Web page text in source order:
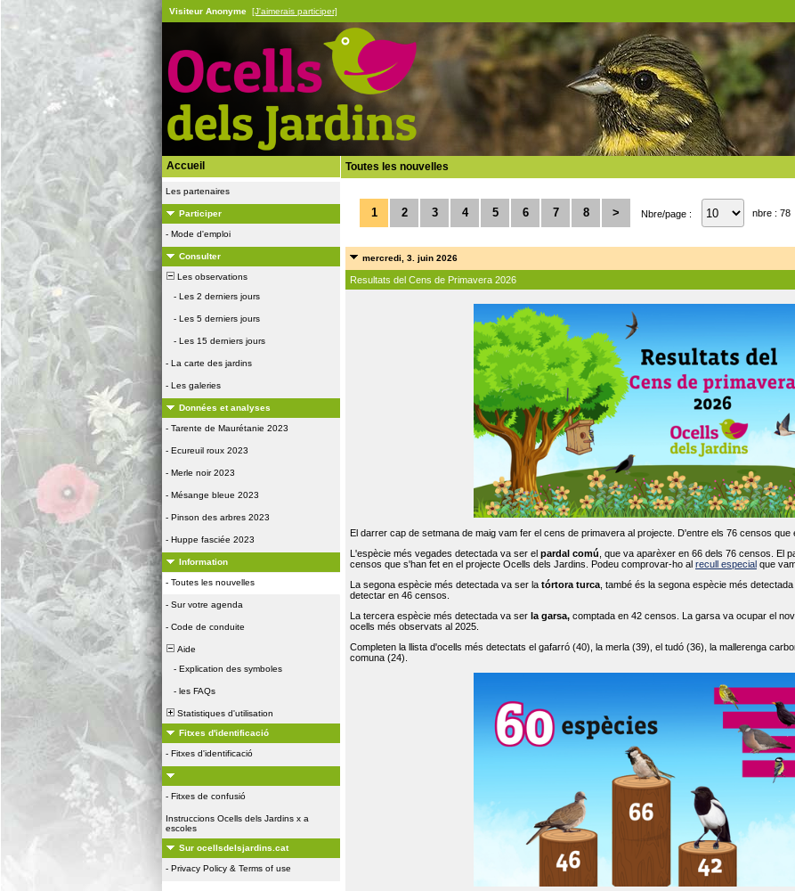
Visiteur Anonyme [J'aimerais participer]
Accueil
Les partenaires
Participer
- Mode d'emploi
Consulter
Les observations
- Les 2 derniers jours
- Les 5 derniers jours
- Les 15 derniers jours
- La carte des jardins
- Les galeries
Données et analyses
- Tarente de Maurétanie 2023
- Ecureuil roux 2023
- Merle noir 2023
- Mésange bleue 2023
- Pinson des arbres 2023
- Huppe fasciée 2023
Information
- Toutes les nouvelles
- Sur votre agenda
- Code de conduite
Aide
- Explication des symboles
- les FAQs
Statistiques d'utilisation
Fitxes d'identificació
- Fitxes d'identificació
- Fitxes de confusió
Instruccions Ocells dels Jardins x a
escoles
Sur ocellsdelsjardins.cat
- Privacy Policy & Terms of use
Toutes les nouvelles
1 2 3 4 5 6 7 8 > Nbre/page : nbre : 78
mercredi, 3. juin 2026
Resultats del Cens de Primavera 2026
El darrer cap de setmana de maig vam fer el cens de primavera al projecte. D'entre els 76 censos que
L'espècie més vegades detectada va ser el pardal comú , que va aparèxer en 66 dels 76 censos. El
censos que s'han fet en el projecte Ocells dels Jardins. Podeu comprovar-ho al recull especial que
La segona espècie més detectada va ser la tórtora turca , també és la segona espècie més
detectar en 46 censos.
La tercera espècie més detectada va ser la garsa, comptada en 42 censos. La garsa va ocupar el
ocells més observats al 2025.
Completen la llista d'ocells més detectats el gafarró (40), la merla (39), el tudó (36), la mallerenga
comuna (24).